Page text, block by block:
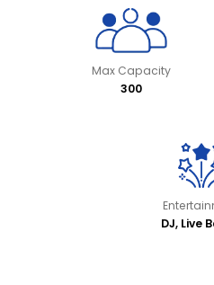
Max Capacity
300
DJ, Live